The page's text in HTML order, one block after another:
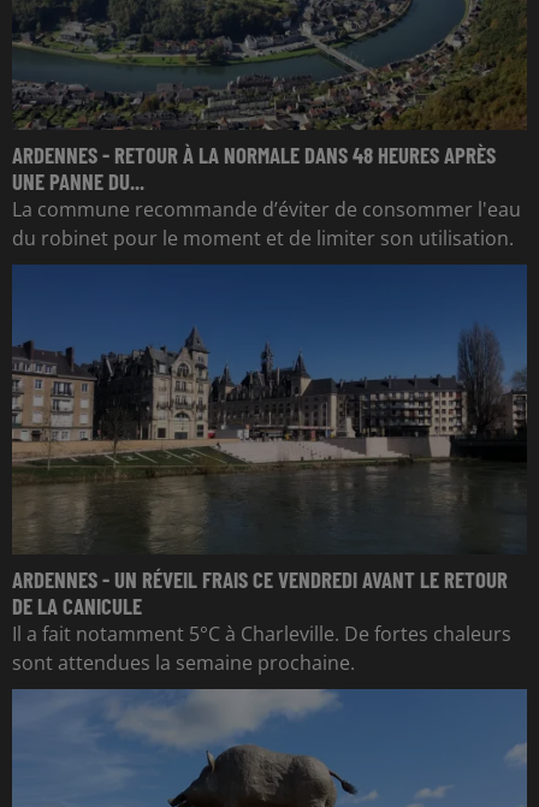
ARDENNES - RETOUR À LA NORMALE DANS 48 HEURES APRÈS
UNE PANNE DU...
La commune recommande d’éviter de consommer l'eau
du robinet pour le moment et de limiter son utilisation.
ARDENNES - UN RÉVEIL FRAIS CE VENDREDI AVANT LE RETOUR
DE LA CANICULE
Il a fait notamment 5°C à Charleville. De fortes chaleurs
sont attendues la semaine prochaine.